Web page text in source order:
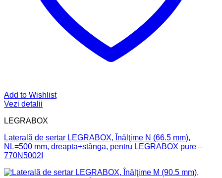
Add to Wishlist
Vezi detalii
LEGRABOX
Laterală de sertar LEGRABOX, Înălţime N (66.5 mm),
NL=500 mm, dreapta+stânga, pentru LEGRABOX pure –
770N5002I